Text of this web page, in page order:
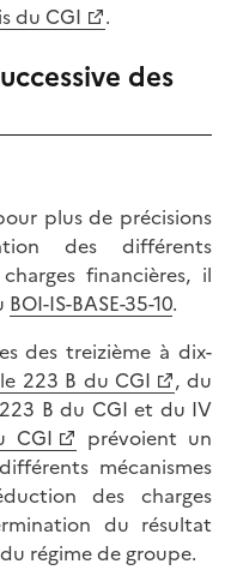
du CGI .
des
plus de précisions
des différents
financières, il
BOI-IS-BASE-35-10.
des treizième à dix-
223 B du CGI
, du
B du CGI et du IV
CGI
prévoient un
mécanismes
des charges
du résultat
régime de groupe.